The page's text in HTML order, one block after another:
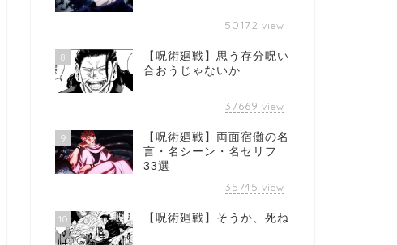
50172 view
8
【呪術廻戦】思う存分呪い
合おうじゃないか
37669 view
9
【呪術廻戦】両面宿儺の名
言・名シーン・名セリフ
33選
35745 view
10 【呪術廻戦】そうか、死ね